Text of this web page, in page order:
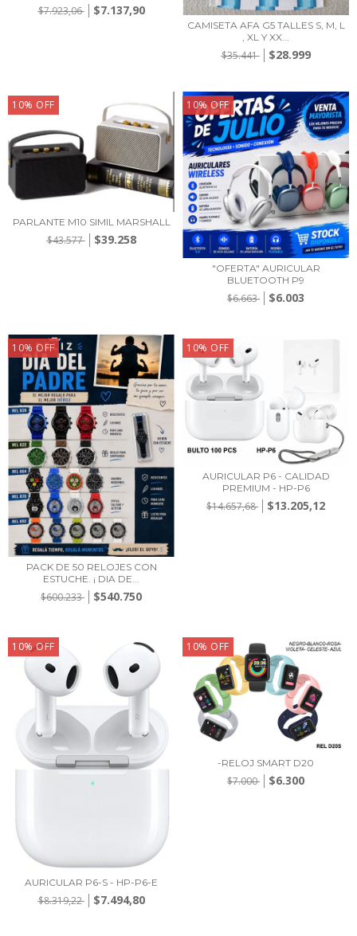
$7.923,06 $7.137,90
CAMISETA AFA G5 TALLES S, M, L
, XL Y XX...
$35.441 $28.999
10% OFF
PARLANTE M10 SIMIL MARSHALL
$43.577 $39.258
10%OFF
"OFERTA" AURICULAR
BLUETOOTH P9
$6.663 $6.003
10% OFF
PACK DE 50 RELOJES CON
ESTUCHE. ¡ DIA DE...
$600.233 $540.750
10% OFF
AURICULAR P6 - CALIDAD
PREMIUM - HP-P6
$14.657,68 $13.205,12
10% OFF
AURICULAR P6-S - HP-P6-E
$8.319,22 $7.494,80
10% OFF
-RELOJ SMART D20
$7.000 $6.300